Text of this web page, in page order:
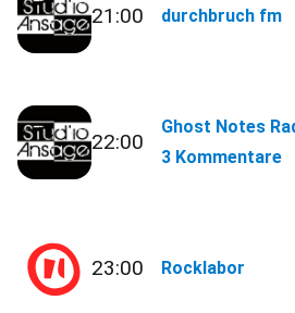
21:00 durchbruch fm
22:00
Ghost Notes
3 Kommentare
23:00 Rocklabor